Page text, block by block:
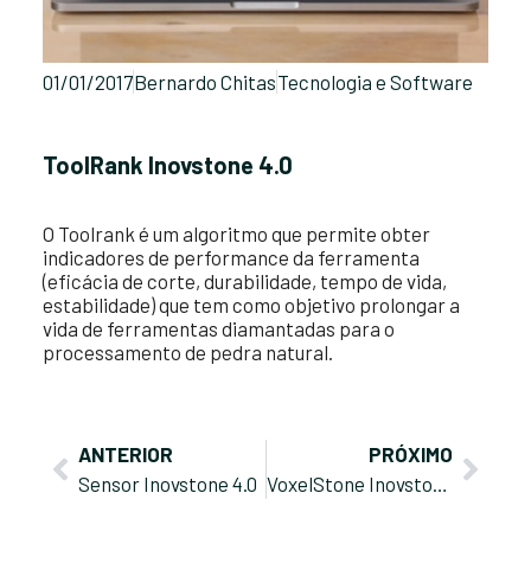
01/01/2017Bernardo ChitasTecnologia e Software
ToolRank Inovstone 4.0
O Toolrank é um algoritmo que permite obter
indicadores de performance da ferramenta
(eficácia de corte, durabilidade, tempo de vida,
estabilidade) que tem como objetivo prolongar a
vida de ferramentas diamantadas para o
processamento de pedra natural.
ANTERIOR
Sensor Inovstone 4.0
PRÓXIMO